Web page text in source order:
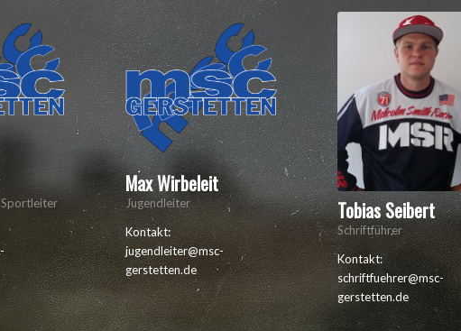
Max Wirbeleit
Jugendleiter
Kontakt:
jugendleiter@msc-
gerstetten.de
Tobias Seibert
Schriftführer
Kontakt:
schriftfuehrer@msc-
gerstetten.de